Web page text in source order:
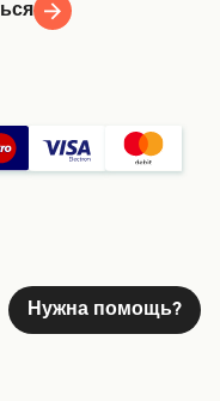
Нужна помощь?